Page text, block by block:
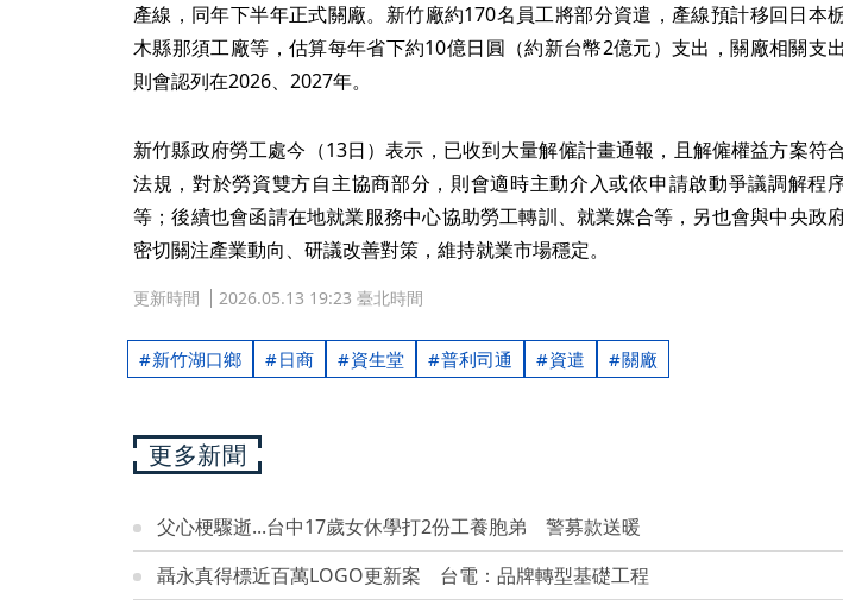
產線，同年下半年正式關廠。新竹廠約170名員工將部分資遣，產線預計移回日本
木縣那須工廠等，估算每年省下約10億日圓（約新台幣2億元）支出，關廠相關支出
則會認列在2026、2027年。
新竹縣政府勞工處今（13日）表示，已收到大量解僱計畫通報，且解僱權益方案符
法規，對於勞資雙方自主協商部分，則會適時主動介入或依申請啟動爭議調解程
等；後續也會函請在地就業服務中心協助勞工轉訓、就業媒合等，另也會與中央政
密切關注產業動向、研議改善對策，維持就業市場穩定。
更新時間 2026.05.13 19:23 臺北時間
新竹湖口鄉 日商 資生堂 普利司通 資遣 關廠
更多新聞
父心梗驟逝...台中17歲女休學打2份工養胞弟 警募款送暖
聶永真得標近百萬LOGO更新案 台電：品牌轉型基礎工程